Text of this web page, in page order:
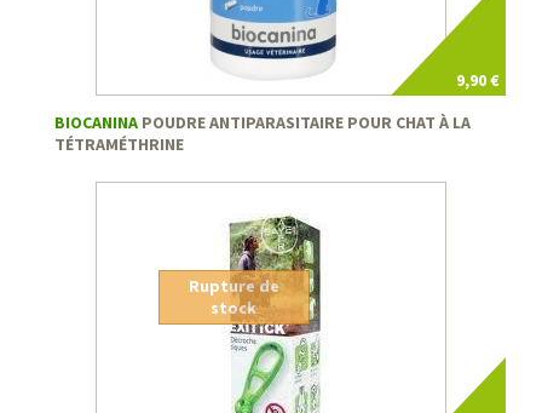
9,90 €
BIOCANINA POUDRE ANTIPARASITAIRE POUR CHAT À LA
TÉTRAMÉTHRINE
Rupture de
stock